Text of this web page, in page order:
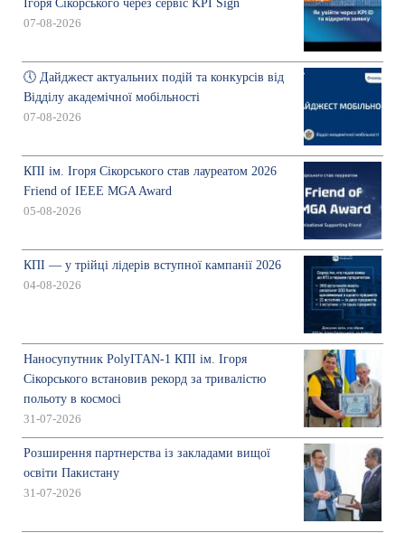
Ігоря Сікорського через сервіс KPI Sign
07-08-2026
🕔 Дайджест актуальних подій та конкурсів від
Відділу академічної мобільності
07-08-2026
КПІ ім. Ігоря Сікорського став лауреатом 2026
Friend of IEEE MGA Award
05-08-2026
КПІ — у трійці лідерів вступної кампанії 2026
04-08-2026
Наносупутник PolyITAN-1 КПІ ім. Ігоря
Сікорського встановив рекорд за тривалістю
польоту в космосі
31-07-2026
Розширення партнерства із закладами вищої
освіти Пакистану
31-07-2026